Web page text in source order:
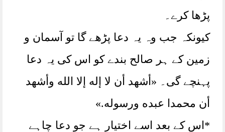
پڑھا کرے۔
کیونکہ جب وہ یہ دعا پڑھے گا تو آسمان و
زمین کے ہر صالح بندے کو اس کی یہ دعا
پہنچے گی۔ «أشهد أن لا إله إلا الله وأشهد
أن محمدا عبده ورسوله‏.‏»
*اس کے بعد اسے اختیار ہے جو دعا چاہے